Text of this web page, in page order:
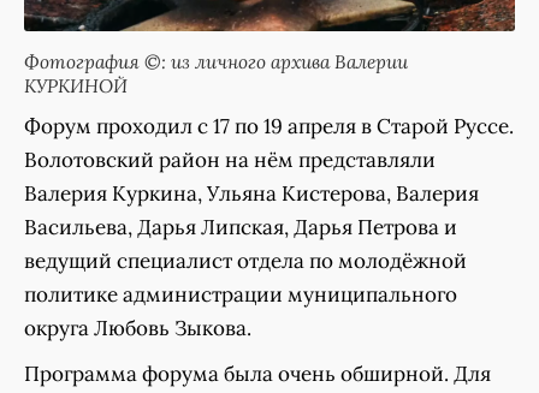
Фотография ©: из личного архива Валерии
КУРКИНОЙ
Форум проходил с 17 по 19 апреля в Старой Руссе.
Волотовский район на нём представляли
Валерия Куркина, Ульяна Кистерова, Валерия
Васильева, Дарья Липская, Дарья Петрова и
ведущий специалист отдела по молодёжной
политике администрации муниципального
округа Любовь Зыкова.
Программа форума была очень обширной. Для